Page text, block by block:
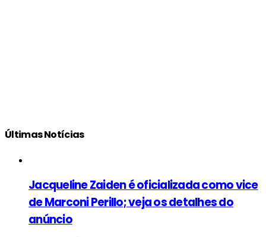
Últimas Notícias
Jacqueline Zaiden é oficializada como vice
de Marconi Perillo; veja os detalhes do
anúncio